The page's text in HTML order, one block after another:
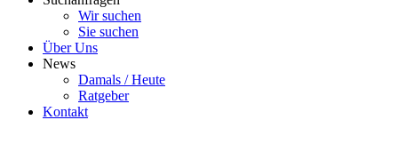
Wir suchen
Sie suchen
Über Uns
News
Damals / Heute
Ratgeber
Kontakt